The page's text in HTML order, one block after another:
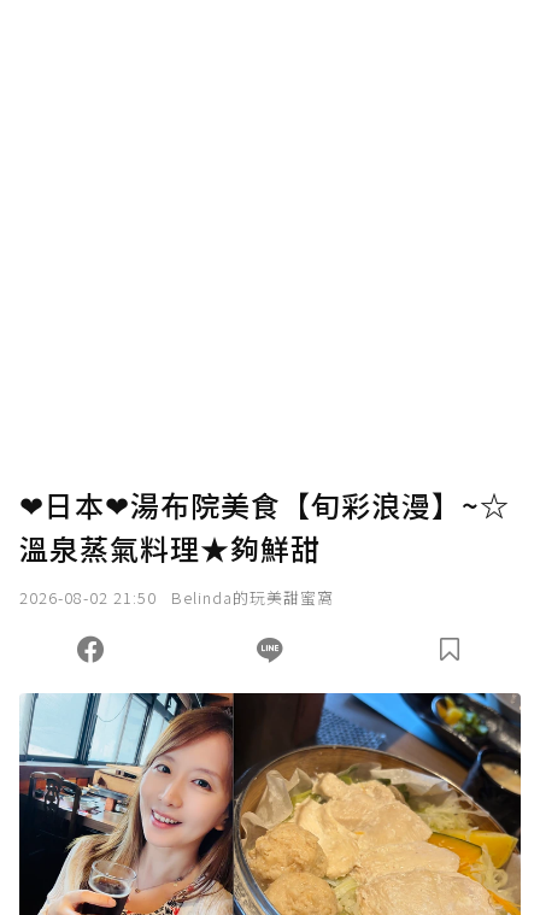
❤日本❤湯布院美食【旬彩浪漫】~☆
溫泉蒸氣料理★夠鮮甜
2026-08-02 21:50 Belinda的玩美甜蜜窩